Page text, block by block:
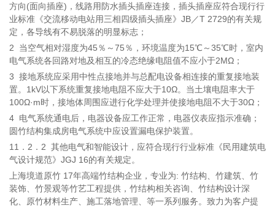
方向(面向插座)，线路用防水插头插座连接，插头插座应符合现行行
业标准《交流移动电站用三相四级插头插座》JB／T 2729的有关规
定，各导线有不易脱落的明显标志；
2 当空气相对湿度为45％～75％，环境温度为15℃～35℃时，室内
电气系统各回路对地及相互的冷态绝缘电阻值不应小于2MΩ；
3 接地系统应采用中性点接地并与总配电设备相连接的重复接地装
置。1kV以下系统重复接地电阻不应大于10Ω。当土壤电阻率大于
100Ω·m时，接地体周围应进行化学处理并使接地电阻不大于30Ω；
4 电气系统通电后，电器设备应工作正常，电器仪表应指示准确；
圆竹结构集成房电气系统中应设置漏电保护装置。
11．2．2 其他电气和智能设计，应符合现行行业标准《民用建筑电
气设计规范》JGJ 16的有关规定。
上海境道原竹 17年高端竹结构企业，专业为: 竹结构、竹建筑、竹
装饰、竹景观等竹艺工程提供，竹结构相关咨询、竹结构设计深
化、原竹材料生产、施工落地管理、等一系列服务。致力为客户提